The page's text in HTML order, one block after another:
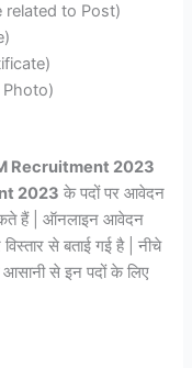
related to Post)
Photo)
Recruitment 2023
2023 के पदों पर आवेदन
हैं | ऑनलाइन आवेदन
से बताई गई है | नीचे
से इन पदों के लिए